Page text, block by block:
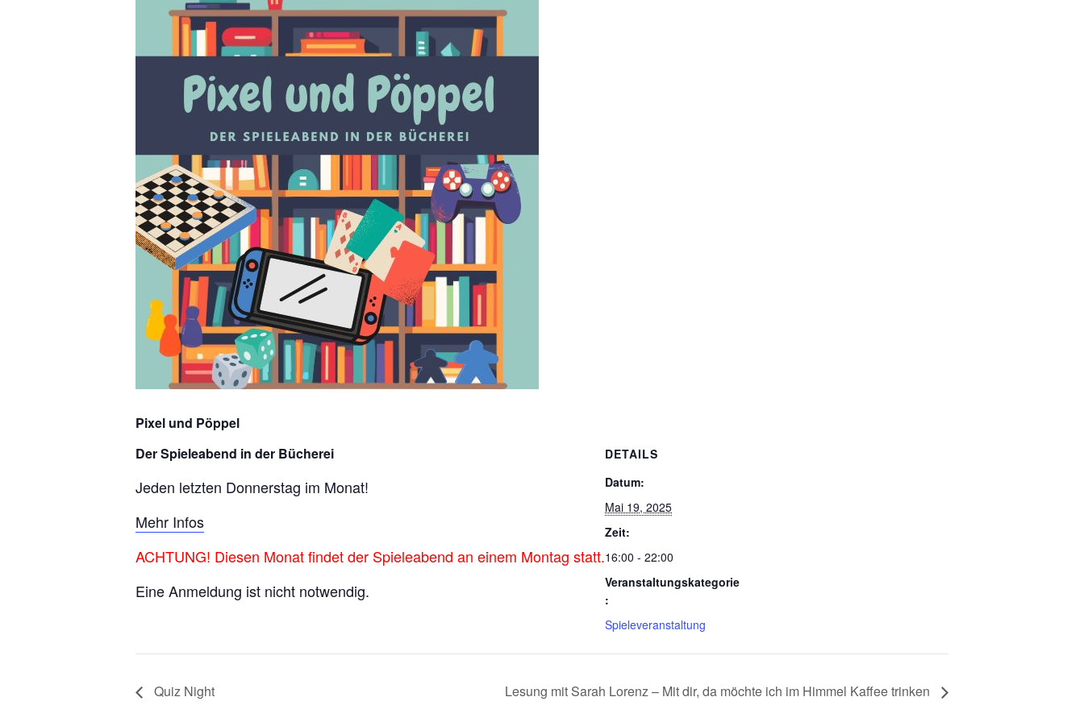
Pixel und Pöppel
Der Spieleabend in der Bücherei
Jeden letzten Donnerstag im Monat!
Mehr Infos
ACHTUNG! Diesen Monat findet der Spieleabend an einem Montag statt.
Eine Anmeldung ist nicht notwendig.
DETAILS
Datum:
Mai 19, 2025
Zeit:
16:00 - 22:00
Veranstaltungskategorie
:
Spieleveranstaltung
Quiz Night Lesung mit Sarah Lorenz – Mit dir, da möchte ich im Himmel Kaffee trinken